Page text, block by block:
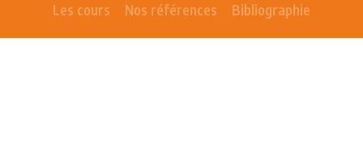
Les cours Nos références Bibliographie